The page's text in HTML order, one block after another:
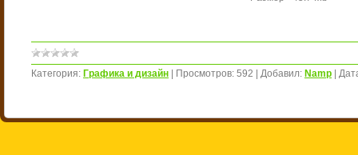
Категория: Графика и дизайн Просмотров: 592 Добавил: Namp